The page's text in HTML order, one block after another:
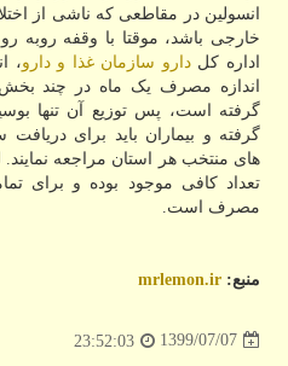
انسولین در مقاطعی که ناشی از
خارجی باشد، موقتا با وقفه روبه
اداره کلدارو سازمان غذا و دارو،
اندازه مصرف یک ماه در چند
گرفته است، پس توزیع آن تنها
گرفته و بیماران باید برای دریافت
تعداد کافی موجود بوده و برای
مصرف است.
منبع: mrlemon.ir
1399/07/07
23:52:03